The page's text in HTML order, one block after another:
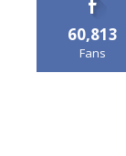
60,813
Fans